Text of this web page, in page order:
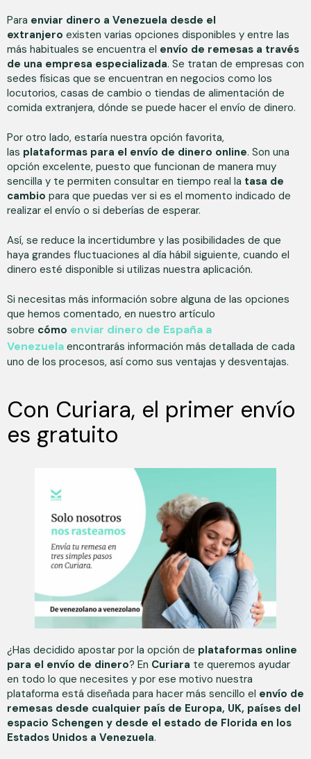
Para enviar dinero a Venezuela desde el
extranjero existen varias opciones disponibles y entre las
más habituales se encuentra el envío de remesas a través
de una empresa especializada. Se tratan de empresas con
sedes físicas que se encuentran en negocios como los
locutorios, casas de cambio o tiendas de alimentación de
comida extranjera, dónde se puede hacer el envío de dinero.
Por otro lado, estaría nuestra opción favorita,
las plataformas para el envío de dinero online. Son una
opción excelente, puesto que funcionan de manera muy
sencilla y te permiten consultar en tiempo real la tasa de
cambio para que puedas ver si es el momento indicado de
realizar el envío o si deberías de esperar.
Así, se reduce la incertidumbre y las posibilidades de que
haya grandes fluctuaciones al día hábil siguiente, cuando el
dinero esté disponible si utilizas nuestra aplicación.
Si necesitas más información sobre alguna de las opciones
que hemos comentado, en nuestro artículo
sobre cómo enviar dinero de España a
Venezuela encontrarás información más detallada de cada
uno de los procesos, así como sus ventajas y desventajas.
Con Curiara, el primer envío
es gratuito
¿Has decidido apostar por la opción de plataformas online
para el envío de dinero? En Curiara te queremos ayudar
en todo lo que necesites y por ese motivo nuestra
plataforma está diseñada para hacer más sencillo el envío de
remesas desde cualquier país de Europa, UK, países del
espacio Schengen y desde el estado de Florida en los
Estados Unidos a Venezuela.